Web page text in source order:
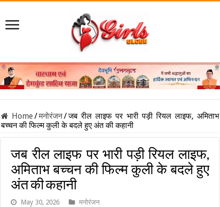
Home/मनोरंजन/जब रील लाइफ पर भारी पड़ी रियल लाइफ, अमिताभ
बच्चन की फिल्म कुली के बदले हुए अंत की कहानी
जब रील लाइफ पर भारी पड़ी रियल लाइफ,
अमिताभ बच्चन की फिल्म कुली के बदले हुए
अंत की कहानी
May 30, 2026 मनोरंजन